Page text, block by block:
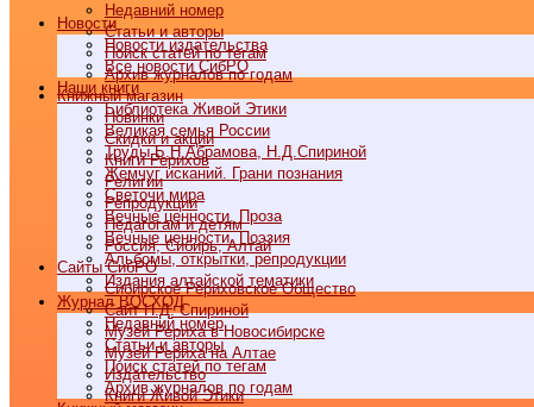
Недавний номер
Статьи и авторы
Поиск статей по тегам
Архив журналов по годам
Книжный магазин
Новинки
Скидки и акции
Книги Рерихов
Религии
Репродукции
Педагогам и детям
Россия, Сибирь, Алтай
Cайты СибРО
Сибирское Рериховское Общество
Сайт Н.Д. Спириной
Музей Рериха в Новосибирске
Музей Рериха на Алтае
Издательство
Книги Живой Этики
Новости
Новости издательства
Все новости СибРО
Наши книги
Библиотека Живой Этики
Великая семья России
Труды Б.Н.Абрамова, Н.Д.Спириной
Жемчуг исканий. Грани познания
Светочи мира
Вечные ценности. Проза
Вечные ценности. Поэзия
Альбомы, открытки, репродукции
Издания алтайской тематики
Журнал ВОСХОД
Недавний номер
Статьи и авторы
Поиск статей по тегам
Архив журналов по годам